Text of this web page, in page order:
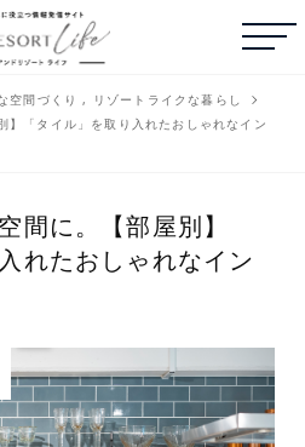
空間づくり ,
リゾートライクな暮らし
】「タイル」を取り入れたおしゃれなイン
間に。【部屋別】
れたおしゃれなイン